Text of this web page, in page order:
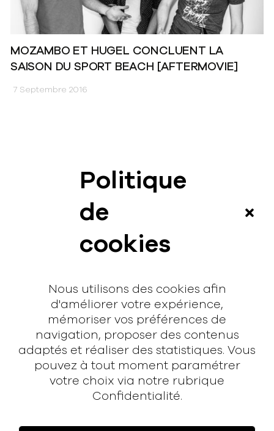
Politique
de
cookies
Nous utilisons des cookies afin
d'améliorer votre expérience,
mémoriser vos préférences de
navigation, proposer des contenus
adaptés et réaliser des statistiques. Vous
pouvez à tout moment paramétrer
votre choix via notre rubrique
Confidentialité.
MOZAMBO ET HUGEL CONCLUENT LA
SAISON DU SPORT BEACH [AFTERMOVIE]
7 Septembre 2016
Interview
Contact
hello@rodmusic.fr
SubmitHub
Groover
À propos